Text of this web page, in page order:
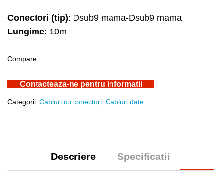
Conectori (tip): Dsub9 mama-Dsub9 mama
Lungime: 10m
Compare
Contacteaza-ne pentru informatii
Categorii: Cabluri cu conectori Cabluri date
Descriere Specificatii